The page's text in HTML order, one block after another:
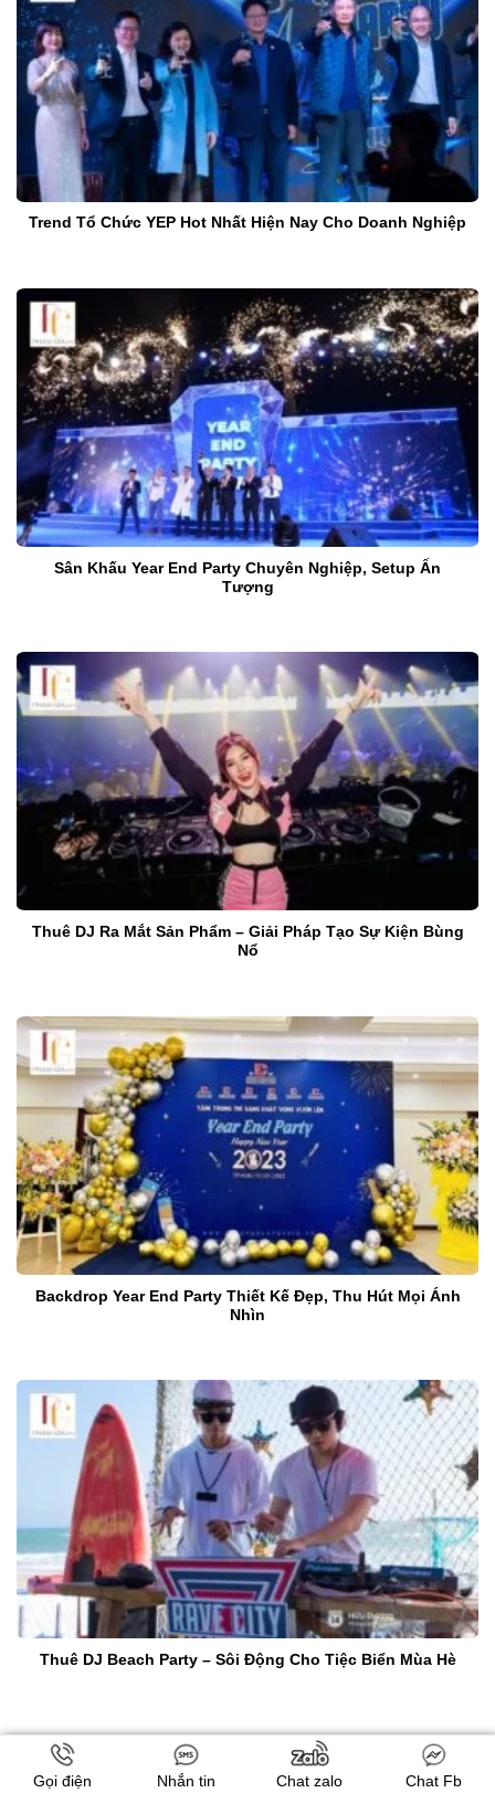
Trend Tổ Chức YEP Hot Nhất Hiện Nay Cho Doanh Nghiệp
Sân Khấu Year End Party Chuyên Nghiệp, Setup Ấn
Tượng
Thuê DJ Ra Mắt Sản Phẩm – Giải Pháp Tạo Sự Kiện Bùng
Nổ
Backdrop Year End Party Thiết Kế Đẹp, Thu Hút Mọi Ánh
Nhìn
Thuê DJ Beach Party – Sôi Động Cho Tiệc Biển Mùa Hè
Để lại một bình luận
Gọi điện Nhắn tin Chat zalo Chat Fb